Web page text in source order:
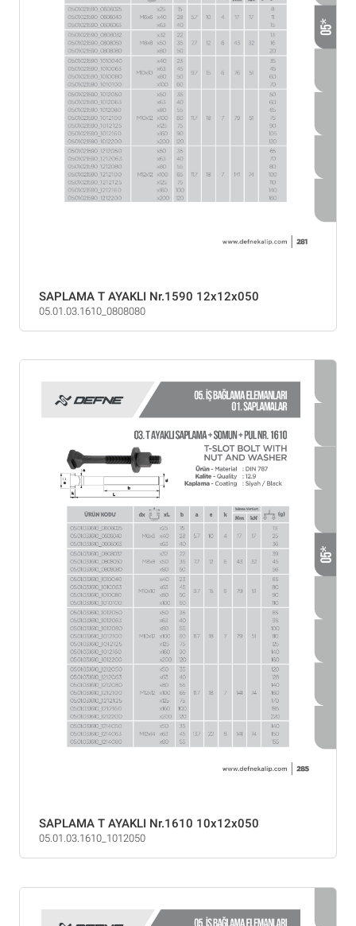
SAPLAMA T AYAKLI Nr.1590 12x12x050
05.01.03.1610_0808080
SAPLAMA T AYAKLI Nr.1610 10x12x050
05.01.03.1610_1012050